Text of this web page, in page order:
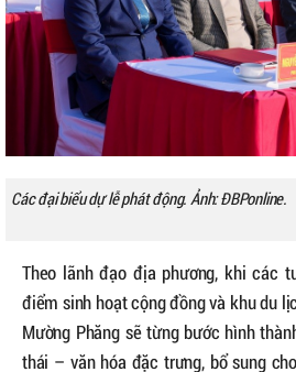
Các đại biểu dự lễ phát động. Ảnh: ĐBPonline.
Theo lãnh đạo địa phương, khi các
điểm sinh hoạt cộng đồng và khu du
Mường Phăng sẽ từng bước hình
thái – văn hóa đặc trưng, bổ sung